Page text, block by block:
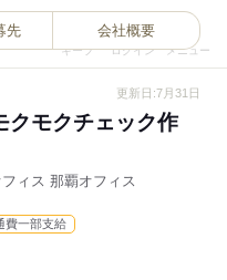
キープ ログイン メニュー
先 会社概要
更新日:7月31日
クモクチェック作
ィス 那覇オフィス
費一部支給